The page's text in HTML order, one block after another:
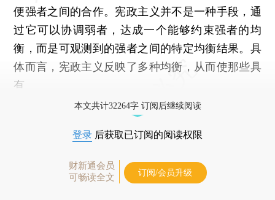
便强者之间的合作。宪政主义并不是一种手段，通
过它可以协调弱者，达成一个能够约束强者的均
衡，而是可观测到的强者之间的特定均衡结果。具
体而言，宪政主义反映了多种均衡，从而使那些具
有
本文共计32264字 订阅后继续阅读
登录 后获取已订阅的阅读权限
财新通会员
可畅读全文
订阅/会员升级